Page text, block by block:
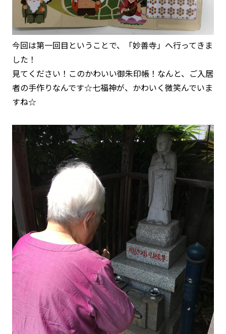
今回は第一回目ということで、「妙善寺」へ行ってきま
した！
見てください！このかわいい御朱印帳！なんと、ご入居
者の手作りなんです☆七福神が、かわいく微笑んでいま
すね☆